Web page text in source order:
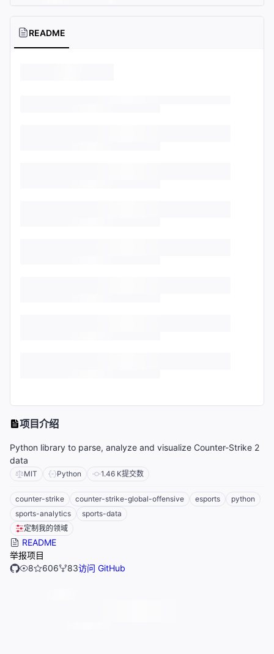
README
项目介绍
Python library to parse, analyze and visualize Counter-Strike 2
data
MIT Python 1.46 K提交数
counter-strike counter-strike-global-offensive esports
python
sports-analytics
sports-data
定制我的领域
README
举报项目
8
606 83访问 GitHub